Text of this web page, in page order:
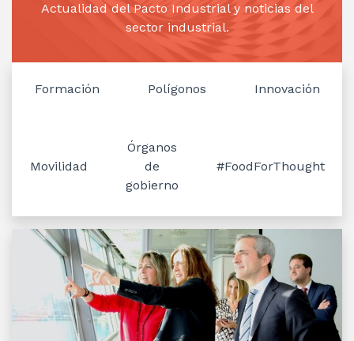
Actualidad del Pacto Industrial y noticias del
sector industrial.
Formación Polígonos Innovación
Movilidad
Órganos
de
gobierno
#FoodForThought